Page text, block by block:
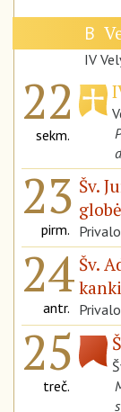
B
IV
22
sekm.
23
pirm.
Šv.
24
antr.
Šv.
25
treč.